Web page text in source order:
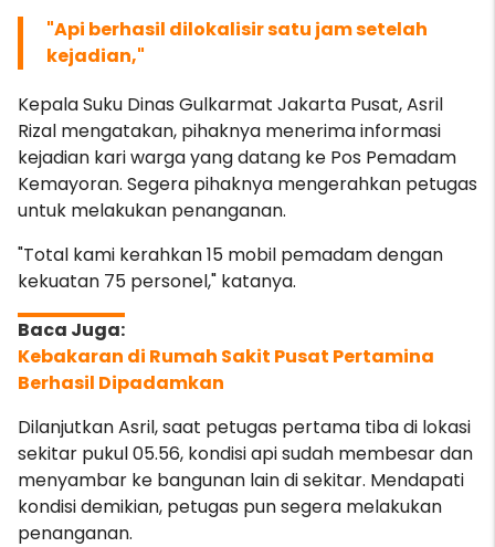
"Api berhasil dilokalisir satu jam setelah
kejadian,"
Kepala Suku Dinas Gulkarmat Jakarta Pusat, Asril
Rizal mengatakan, pihaknya menerima informasi
kejadian kari warga yang datang ke Pos Pemadam
Kemayoran. Segera pihaknya mengerahkan petugas
untuk melakukan penanganan.
"Total kami kerahkan 15 mobil pemadam dengan
kekuatan 75 personel," katanya.
Kebakaran di Rumah Sakit Pusat Pertamina
Berhasil Dipadamkan
Dilanjutkan Asril, saat petugas pertama tiba di lokasi
sekitar pukul 05.56, kondisi api sudah membesar dan
menyambar ke bangunan lain di sekitar. Mendapati
kondisi demikian, petugas pun segera melakukan
penanganan.